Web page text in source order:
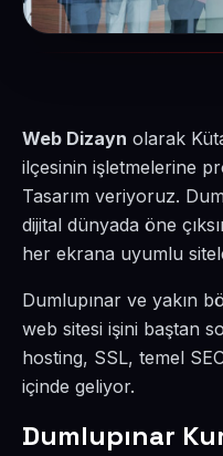
Web Dizayn olarak
ilçesinin işletmelerine
Tasarım veriyoruz.
dijital dünyada öne
her ekrana uyumlu
Dumlupınar ve yakın
web sitesi işini baştan
hosting, SSL, temel
içinde geliyor.
Dumlupınar